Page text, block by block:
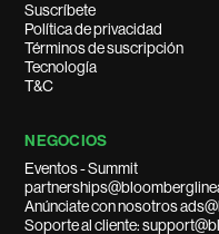
Suscríbete
Política de privacidad
Términos de suscripción
Tecnología
T&C
NEGOCIOS
Eventos - Summit
Anúnciate con nosotros
Soporte al cliente: